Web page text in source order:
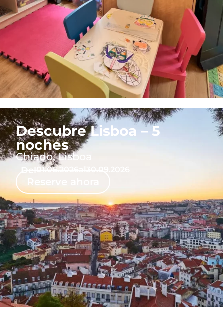
Descubre Lisboa – 5
noches
Chiado, Lisboa
Reserve ahora
01.06.2026